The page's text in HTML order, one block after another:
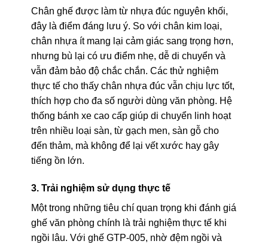
Chân ghế được làm từ nhựa đúc nguyên khối,
đây là điểm đáng lưu ý. So với chân kim loại,
chân nhựa ít mang lại cảm giác sang trọng hơn,
nhưng bù lại có ưu điểm nhẹ, dễ di chuyển và
vẫn đảm bảo độ chắc chắn. Các thử nghiệm
thực tế cho thấy chân nhựa đúc vẫn chịu lực tốt,
thích hợp cho đa số người dùng văn phòng. Hệ
thống bánh xe cao cấp giúp di chuyển linh hoạt
trên nhiều loại sàn, từ gạch men, sàn gỗ cho
đến thảm, mà không để lại vết xước hay gây
tiếng ồn lớn.
3. Trải nghiệm sử dụng thực tế
Một trong những tiêu chí quan trọng khi đánh giá
ghế văn phòng chính là trải nghiệm thực tế khi
ngồi lâu. Với ghế GTP-005, nhờ đệm ngồi và